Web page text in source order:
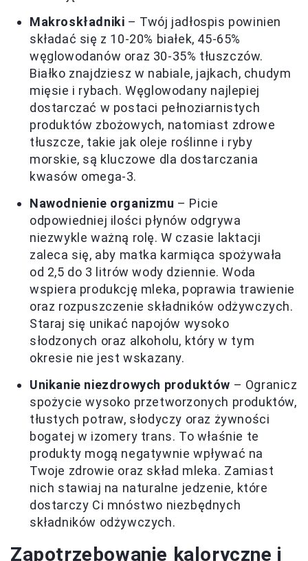
Makroskładniki – Twój jadłospis powinien
składać się z 10-20% białek, 45-65%
węglowodanów oraz 30-35% tłuszczów.
Białko znajdziesz w nabiale, jajkach, chudym
mięsie i rybach. Węglowodany najlepiej
dostarczać w postaci pełnoziarnistych
produktów zbożowych, natomiast zdrowe
tłuszcze, takie jak oleje roślinne i ryby
morskie, są kluczowe dla dostarczania
kwasów omega-3.
Nawodnienie organizmu – Picie
odpowiedniej ilości płynów odgrywa
niezwykle ważną rolę. W czasie laktacji
zaleca się, aby matka karmiąca spożywała
od 2,5 do 3 litrów wody dziennie. Woda
wspiera produkcję mleka, poprawia trawienie
oraz rozpuszczenie składników odżywczych.
Staraj się unikać napojów wysoko
słodzonych oraz alkoholu, który w tym
okresie nie jest wskazany.
Unikanie niezdrowych produktów – Ogranicz
spożycie wysoko przetworzonych produktów,
tłustych potraw, słodyczy oraz żywności
bogatej w izomery trans. To właśnie te
produkty mogą negatywnie wpływać na
Twoje zdrowie oraz skład mleka. Zamiast
nich stawiaj na naturalne jedzenie, które
dostarczy Ci mnóstwo niezbędnych
składników odżywczych.
Zapotrzebowanie kaloryczne i